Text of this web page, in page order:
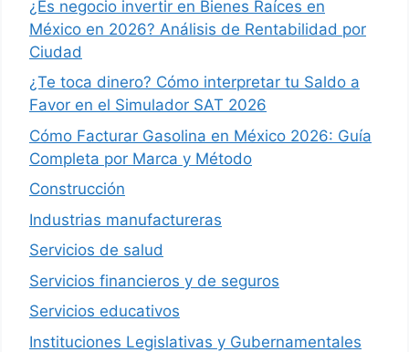
¿Es negocio invertir en Bienes Raíces en
México en 2026? Análisis de Rentabilidad por
Ciudad
¿Te toca dinero? Cómo interpretar tu Saldo a
Favor en el Simulador SAT 2026
Cómo Facturar Gasolina en México 2026: Guía
Completa por Marca y Método
Construcción
Industrias manufactureras
Servicios de salud
Servicios financieros y de seguros
Servicios educativos
Instituciones Legislativas y Gubernamentales